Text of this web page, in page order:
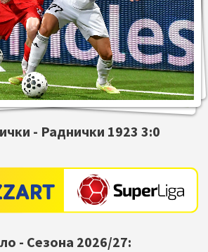
- Раднички 1923 3:0
- Сезона 2026/27: